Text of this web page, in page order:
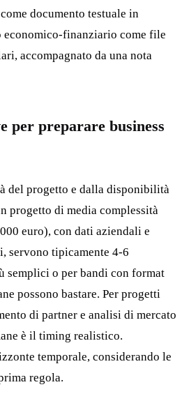
documento testuale in
economico-finanziario come file
accompagnato da una nota
per preparare business
del progetto e dalla disponibilità
progetto di media complessità
euro), con dati aziendali e
servono tipicamente 4-6
semplici o per bandi con format
possono bastare. Per progetti
di partner e analisi di mercato
è il timing realistico.
temporale, considerando le
regola.